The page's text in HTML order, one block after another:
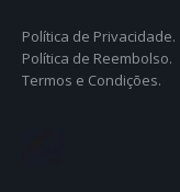
Política de Privacidade.
Política de Reembolso.
Termos e Condições.